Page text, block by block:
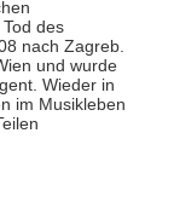
des
nach Zagreb.
und wurde
Wieder in
im Musikleben